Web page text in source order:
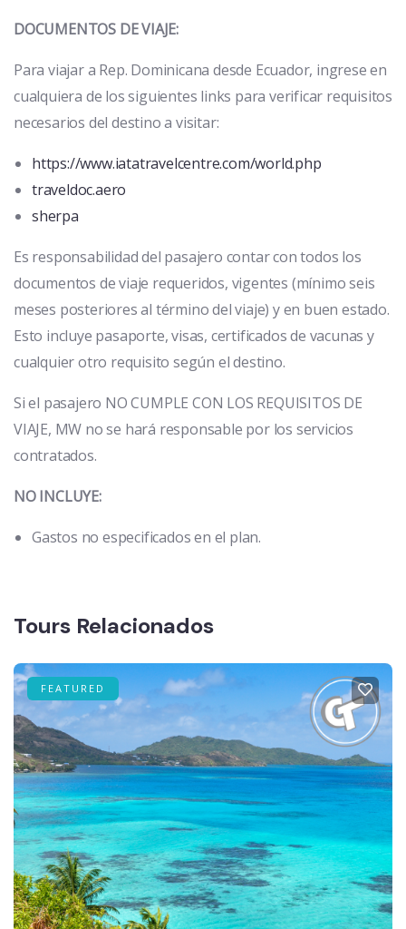
DOCUMENTOS DE VIAJE:
Para viajar a Rep. Dominicana desde Ecuador, ingrese en
cualquiera de los siguientes links para verificar requisitos
necesarios del destino a visitar:
https://www.iatatravelcentre.com/world.php
traveldoc.aero
sherpa
Es responsabilidad del pasajero contar con todos los
documentos de viaje requeridos, vigentes (mínimo seis
meses posteriores al término del viaje) y en buen estado.
Esto incluye pasaporte, visas, certificados de vacunas y
cualquier otro requisito según el destino.
Si el pasajero NO CUMPLE CON LOS REQUISITOS DE
VIAJE, MW no se hará responsable por los servicios
contratados.
NO INCLUYE:
Gastos no especificados en el plan.
Tours Relacionados
FEATURED